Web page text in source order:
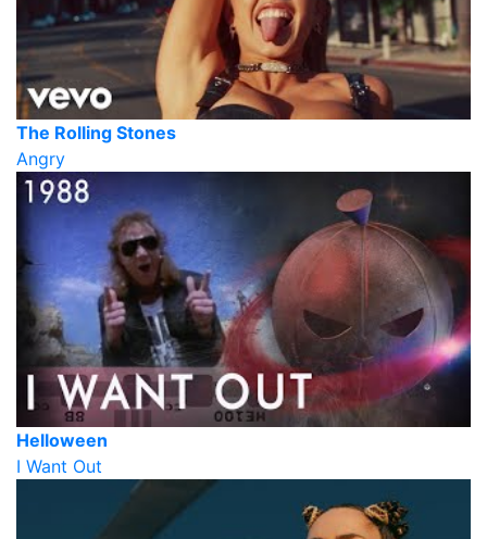
The Rolling Stones
Angry
Helloween
I Want Out